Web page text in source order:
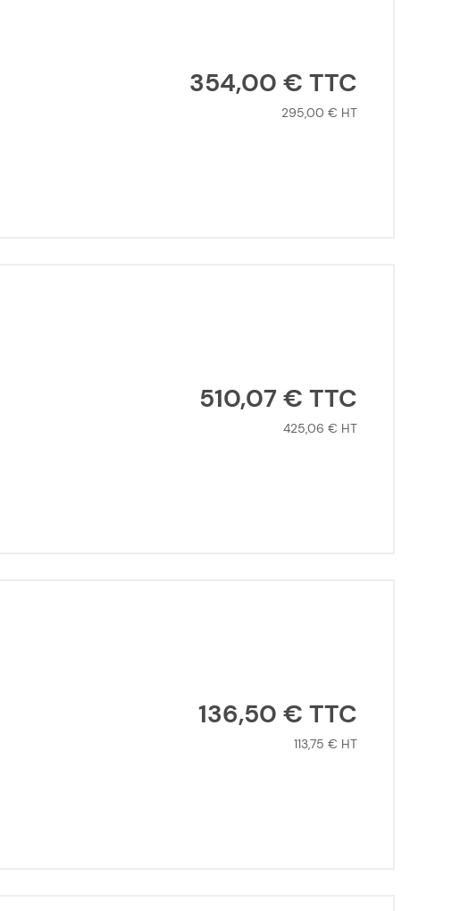
354,00 €
295,00 €
510,07 €
425,06 €
136,50 €
113,75 €